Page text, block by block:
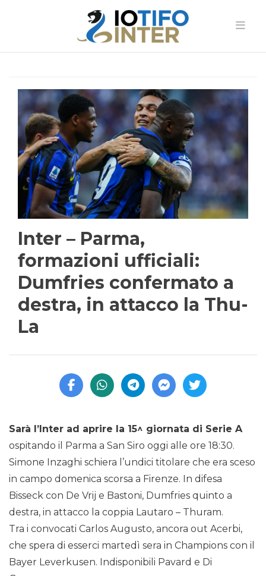
Inter – Parma,
formazioni ufficiali:
Dumfries confermato a
destra, in attacco la Thu-
La
Sarà l’Inter ad aprire la 15^ giornata di Serie A
ospitando il Parma a San Siro oggi alle ore 18:30.
Simone Inzaghi schiera l’undici titolare che era sceso
in campo domenica scorsa a Firenze. In difesa
Bisseck con De Vrij e Bastoni, Dumfries quinto a
destra, in attacco la coppia Lautaro – Thuram.
Tra i convocati Carlos Augusto, ancora out Acerbi,
che spera di esserci martedì sera in Champions con il
Bayer Leverkusen. Indisponibili Pavard e Di